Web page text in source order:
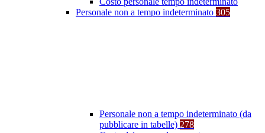
Personale non a tempo indeterminato 305
Personale non a tempo indeterminato (da
pubblicare in tabelle) 278